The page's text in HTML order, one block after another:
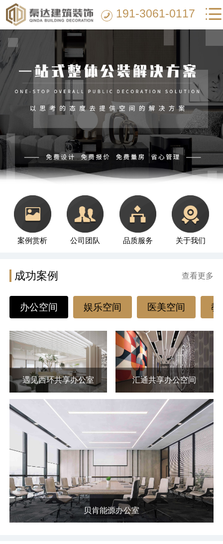
191-3061-0117
案例赏析 公司团队 品质服务 关于我们
成功案例 查看更多
办公空间 娱乐空间 医美空间 教
遇见西环共享办公室 汇通共享办公空间
贝肯能源办公室